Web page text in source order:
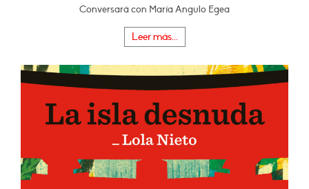
Conversará con María Angulo Egea
Leer más...